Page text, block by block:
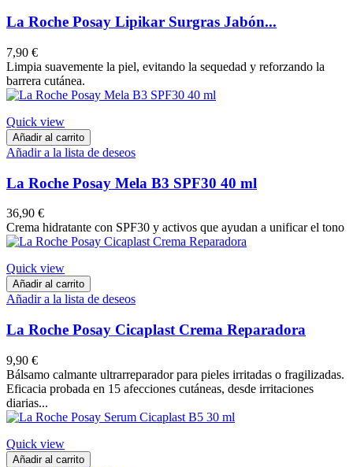
La Roche Posay Lipikar Surgras Jabón...
7,90 €
Limpia suavemente la piel, evitando la sequedad y reforzando la
barrera cutánea.
Quick view
Añadir al carrito
Añadir a la lista de deseos
La Roche Posay Mela B3 SPF30 40 ml
36,90 €
Crema hidratante con SPF30 y activos que ayudan a unificar el tono
Quick view
Añadir al carrito
Añadir a la lista de deseos
La Roche Posay Cicaplast Crema Reparadora
9,90 €
Bálsamo calmante ultrarreparador para pieles irritadas o fragilizadas.
Eficacia probada en 15 afecciones cutáneas, desde irritaciones
diarias...
Quick view
Añadir al carrito